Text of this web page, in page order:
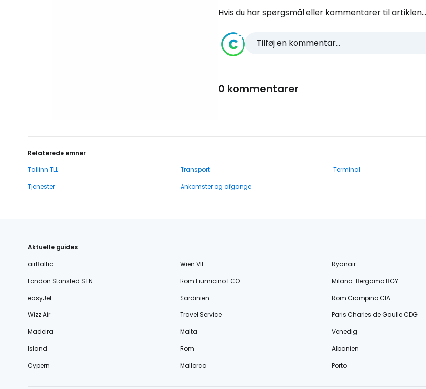
Hvis du har spørgsmål eller kommentarer til artiklen...
Tilføj en kommentar...
0 kommentarer
Relaterede emner
Tallinn TLL
Transport Terminal
Tjenester
Ankomster og afgange
Aktuelle guides
airBaltic
Wien VIE
Ryanair
London Stansted STN
Rom Fiumicino FCO
Milano-Bergamo BGY
easyJet
Sardinien
Rom Ciampino CIA
Wizz Air
Travel Service
Paris Charles de Gaulle CDG
Madeira
Malta
Venedig
Island
Rom
Albanien
Cypern
Mallorca Porto